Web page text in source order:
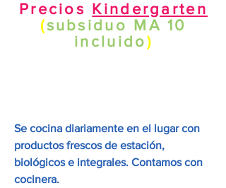
Precios Kindergarten
(subsiduo MA 10
incluido)
Se cocina diariamente en el lugar con
productos frescos de estación,
biológicos e integrales. Contamos con
cocinera.